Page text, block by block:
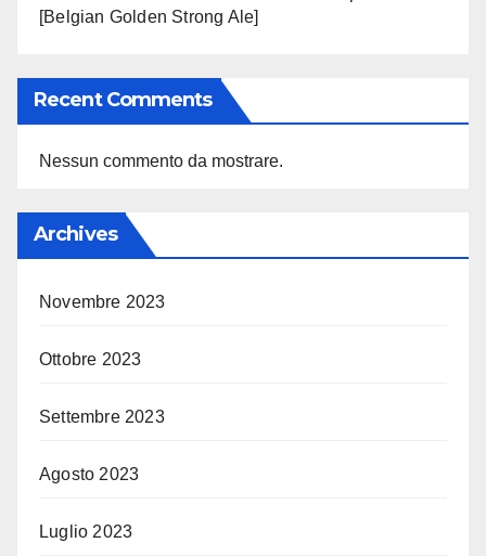
[Belgian Golden Strong Ale]
Recent Comments
Nessun commento da mostrare.
Archives
Novembre 2023
Ottobre 2023
Settembre 2023
Agosto 2023
Luglio 2023